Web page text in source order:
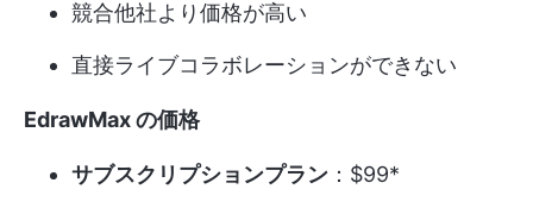
競合他社より価格が高い
直接ライブコラボレーションができない
EdrawMax の価格
サブスクリプションプラン ：$99*